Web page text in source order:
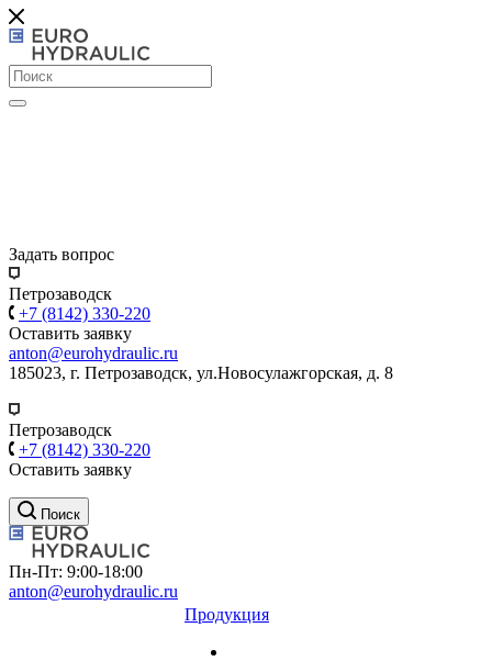
Задать вопрос
Петрозаводск
+7 (8142) 330-220
Оставить заявку
anton@eurohydraulic.ru
185023, г. Петрозаводск, ул.Новосулажгорская, д. 8
Петрозаводск
+7 (8142) 330-220
Оставить заявку
Поиск
Пн-Пт: 9:00-18:00
anton@eurohydraulic.ru
Продукция